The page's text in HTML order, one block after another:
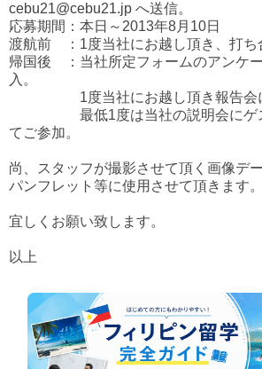
cebu21@cebu21.jp へ送信。
応募期間：本日～2013年8月10日
渡航前 ：1度当社にお越し頂き、打ち
帰国後 ：当社所定フォームのアンケ
入。
1度当社にお越し頂き報告会に
最低1度は当社の説明会にゲス
てご参加。
尚、スタッフが撮影させて頂く画像デ
パンフレット等に使用させて頂きます。
宜しくお願い致します。
以上